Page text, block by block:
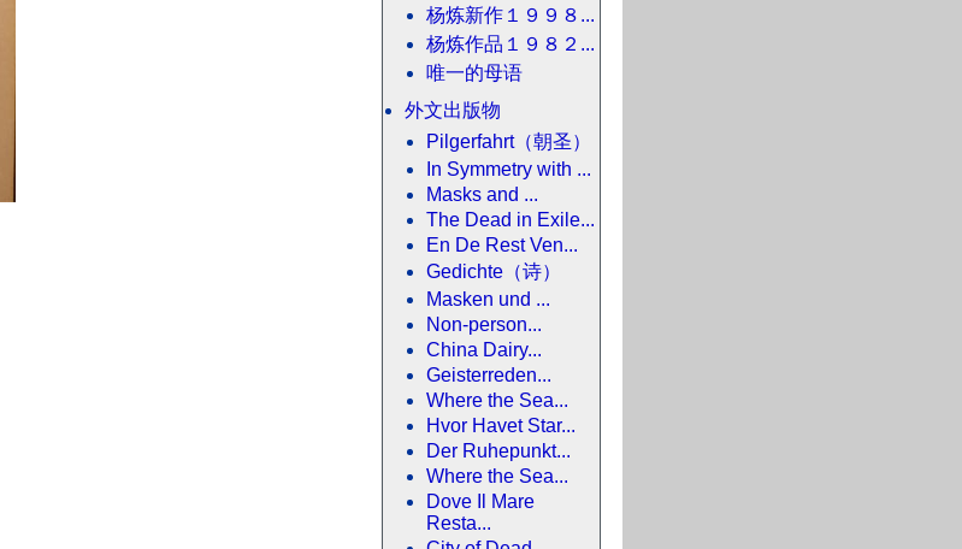
杨炼新作１９９８...
杨炼作品１９８２...
唯一的母语
外文出版物
Pilgerfahrt（朝圣）
In Symmetry with ...
Masks and ...
The Dead in Exile...
En De Rest Ven...
Gedichte（诗）
Masken und ...
Non-person...
China Dairy...
Geisterreden...
Where the Sea...
Hvor Havet Star...
Der Ruhepunkt...
Where the Sea...
Dove Il Mare
Resta...